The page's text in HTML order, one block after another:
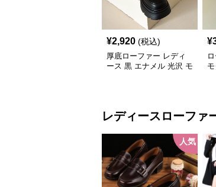
¥2,920 (税込)
厚底ローファー レディ
ース 黒 エナメル 光沢 モ
¥
レディースローファ
人気